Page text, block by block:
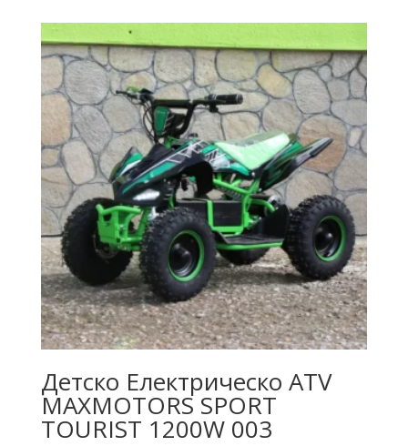
Детско Електрическо ATV
MAXMOTORS SPORT
TOURIST 1200W 003